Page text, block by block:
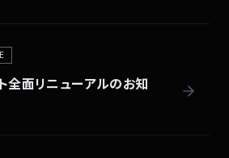
全面リニューアルのお知